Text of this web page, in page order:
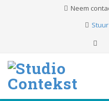
Neem